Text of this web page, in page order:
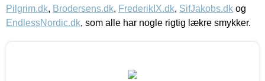
Pilgrim.dk, Brodersens.dk, FrederikIX.dk, SifJakobs.dk og
EndlessNordic.dk, som alle har nogle rigtig lækre smykker.